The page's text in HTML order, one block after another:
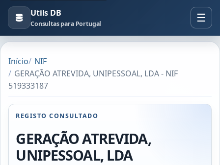
Utils DB
Consultas para Portugal
Início
NIF
GERAÇÃO ATREVIDA, UNIPESSOAL, LDA - NIF
519333187
REGISTO CONSULTADO
GERAÇÃO ATREVIDA,
UNIPESSOAL, LDA